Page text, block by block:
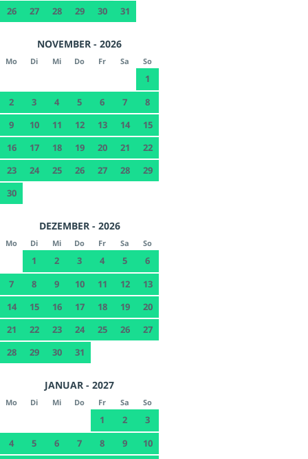
26
27 28 29 30 31
NOVEMBER - 2026
Mo Di Mi Do Fr Sa So
1
2
3 4 5 6 7
8
9
10 11 12 13 14
15
16
17 18 19 20 21
22
23
24 25 26 27 28
29
30
DEZEMBER - 2026
Mo Di Mi Do Fr Sa So
1 2 3 4 5
6
7
8 9 10 11 12
13
14
15 16 17 18 19
20
21
22 23 24 25 26
27
28
29 30 31
JANUAR - 2027
Mo Di Mi Do Fr Sa So
1 2
3
4
5 6 7 8 9
10